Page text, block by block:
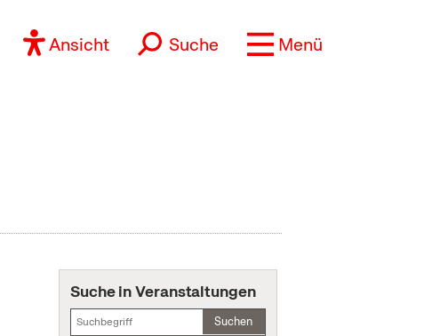
Ansicht Suche Menü
Suche in Veranstaltungen
Suchen